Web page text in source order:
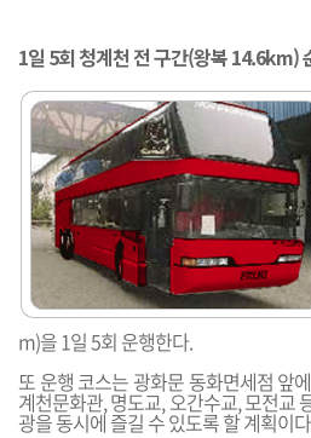
털
1일 5회 청계천 전 구간(왕복 14.6km)
m)을 1일 5회 운행한다.
또 운행 코스는 광화문 동화면세점 앞
계천문화관, 명도교, 오간수교, 모전교
광을 동시에 즐길 수 있도록 할 계획이